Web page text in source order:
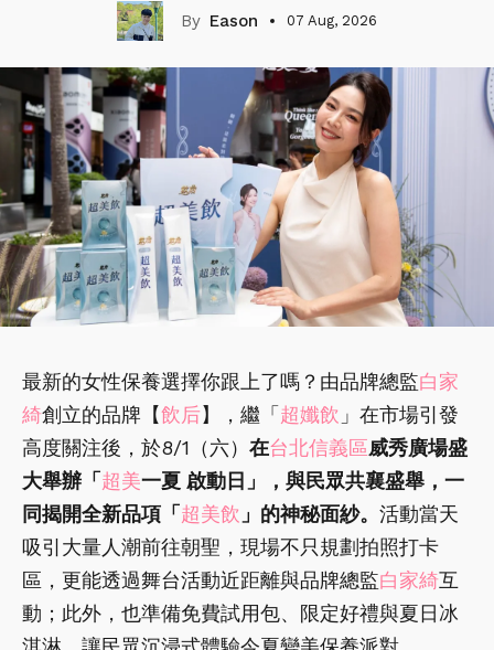
Eason 07 Aug, 2026
最新的女性保養選擇你跟上了嗎？由品牌總監白家
綺創立的品牌【飲后】，繼「超孅飲 」在市場引發
高度關注後，於8/1（六） 在台北信義區威秀廣場盛
大舉辦「超美一夏 啟動日」，與民眾共襄盛舉，一
同揭開全新品項「超美飲 」的神秘面紗。 活動當天
吸引大量人潮前往朝聖，現場不只規劃拍照打卡
區，更能透過舞台活動近距離與品牌總監白家綺互
動；此外，也準備免費試用包、限定好禮與夏日冰